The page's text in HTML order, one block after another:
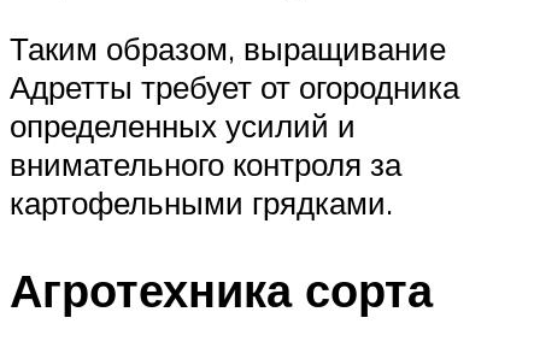
Таким образом, выращивание
Адретты требует от огородника
определенных усилий и
внимательного контроля за
картофельными грядками.
Агротехника сорта